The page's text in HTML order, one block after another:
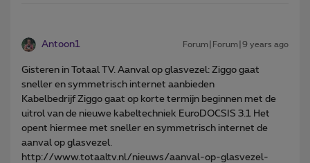
Antoon1 Forum|Forum|9 years ago
Gisteren in Totaal TV. Aanval op glasvezel: Ziggo gaat
sneller en symmetrisch internet aanbieden
Kabelbedrijf Ziggo gaat op korte termijn beginnen met de
uitrol van de nieuwe kabeltechniek EuroDOCSIS 3.1 Het
opent hiermee met sneller en symmetrisch internet de
aanval op glasvezel.
http://www.totaaltv.nl/nieuws/aanval-op-glasvezel-